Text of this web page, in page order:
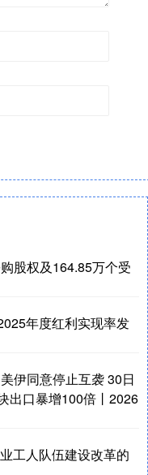
股权及164.85万个受
年度红利实现率发
伊同意停止互袭 30日
出口暴增100倍丨2026
工人队伍建设改革的